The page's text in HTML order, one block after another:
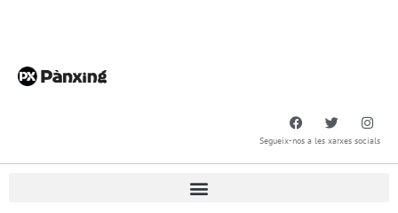
Segueix-nos a les xarxes socials